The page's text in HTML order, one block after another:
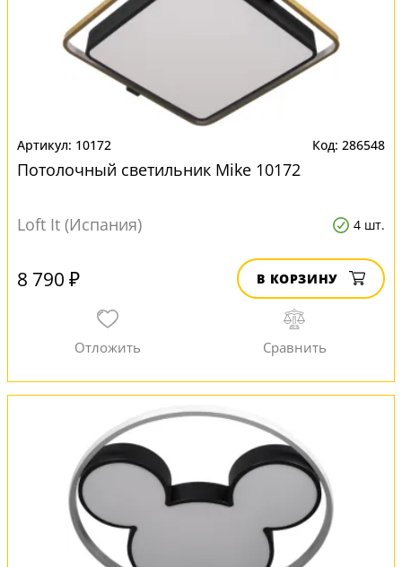
10172 286548
Потолочный светильник Mike 10172
Loft It (Испания) 4 шт.
8 790 ₽ В КОРЗИНУ